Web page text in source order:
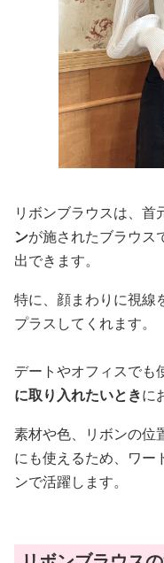
リボンブラウスは、首
ンが施されたブラウス
出できます。
特に、顔まわりに視線
プラスしてくれます。
デートやオフィスでも
に取り入れたいときに
素材や色、リボンの位
にも使えるため、ワー
ンで活躍します。